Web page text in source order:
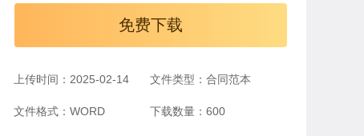
免费下载
上传时间：2025-02-14 文件类型：合同范本
文件格式：WORD 下载数量：600